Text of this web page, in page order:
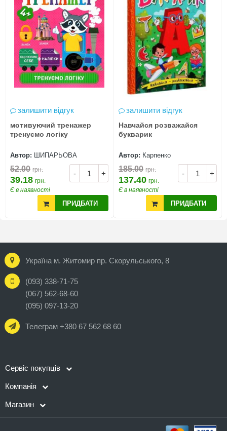
залишити відгук
мотивуючий тренажер
тренуємо логіку
Автор: ШИПАРЬОВА
- +
52.00 грн.
39.18 грн.
Є в наявності
ПРИДБАТИ
залишити відгук
Навчайся розважайся
букварик
Автор: Карпенко
- +
185.00 грн.
137.40 грн.
Є в наявності
ПРИДБАТИ
Україна м. Житомир пр. Скорульського, 8
(093) 338-71-75
(067) 562-68-60
(095) 097-13-20
Телеграм +380 67 562 68 60
Сервіс покупців
Компанія
Магазин